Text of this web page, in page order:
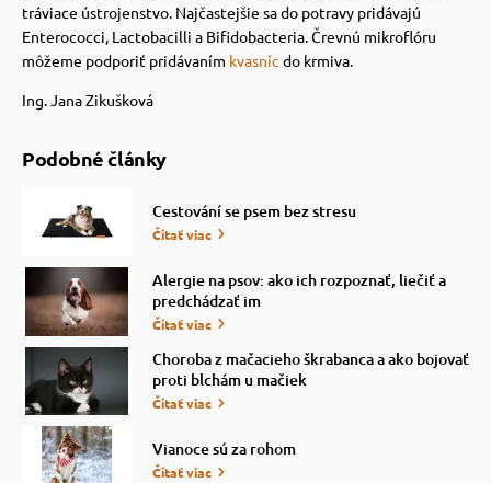
tráviace ústrojenstvo. Najčastejšie sa do potravy pridávajú
Enterococci, Lactobacilli a Bifidobacteria. Črevnú mikroflóru
môžeme podporiť pridávaním kvasníc do krmiva.
Ing. Jana Zikušková
Podobné články
Cestování se psem bez stresu
Čítať viac
Alergie na psov: ako ich rozpoznať, liečiť a
predchádzať im
Čítať viac
Choroba z mačacieho škrabanca a ako bojovať
proti blchám u mačiek
Čítať viac
Vianoce sú za rohom
Čítať viac